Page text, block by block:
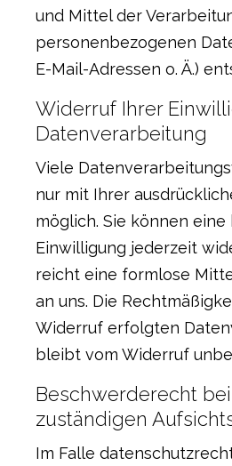
und Mittel der
personenbezogenen
E-Mail-Adressen o. Ä.)
Widerruf Ihrer
Datenverarbeitung
Viele
nur mit Ihrer
möglich. Sie können
Einwilligung jederzeit
reicht eine formlose
an uns. Die
Widerruf erfolgten
bleibt vom Widerruf
Beschwerderecht
zuständigen
Im Falle